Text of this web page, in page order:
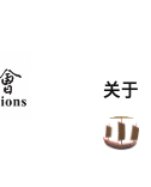
关于